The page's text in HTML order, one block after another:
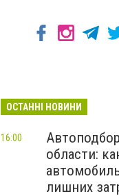
ОСТАННІ НОВИНИ
области:
лишних
16:00